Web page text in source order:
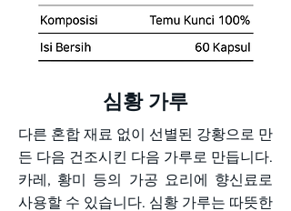
심황 가루
다른 혼합 재료 없이 선별된 강황으로 만
든 다음 건조시킨 다음 가루로 만듭니다.
카레, 황미 등의 가공 요리에 향신료로
사용할 수 있습니다. 심황 가루는 따뜻한